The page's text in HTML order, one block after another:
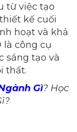
từ việc tạo
kế cuối
hoạt và khả
là công cụ
sáng tạo và
thất.
Gì? Học